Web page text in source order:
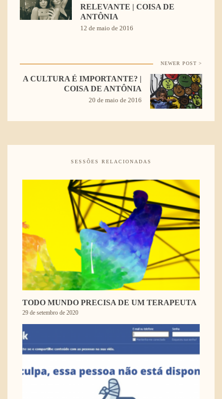
RELEVANTE | COISA DE
ANTÔNIA
12 de maio de 2016
NEWER POST >
A CULTURA É IMPORTANTE? |
COISA DE ANTÔNIA
20 de maio de 2016
SESSÕES RELACIONADAS
TODO MUNDO PRECISA DE UM TERAPEUTA
29 de setembro de 2020